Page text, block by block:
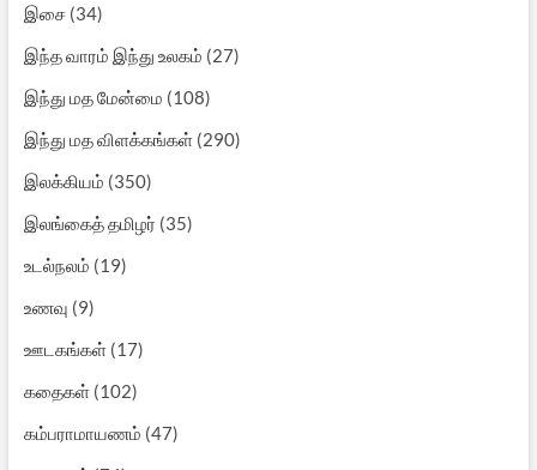
இசை(34)
இந்த வாரம் இந்து உலகம் (27)
இந்து மத மேன்மை (108)
இந்து மத விளக்கங்கள்(290)
இலக்கியம் (350)
இலங்கைத் தமிழர் (35)
உடல்நலம் (19)
உணவு (9)
ஊடகங்கள்(17)
கதைகள்(102)
கம்பராமாயணம் (47)